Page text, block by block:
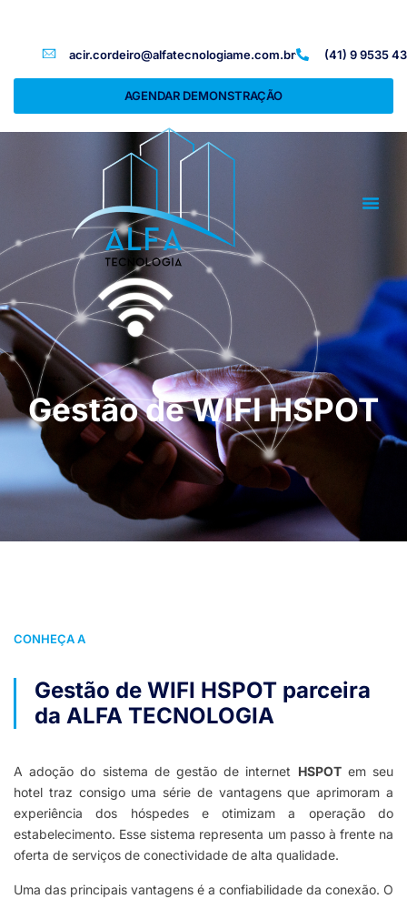
acir.cordeiro@alfatecnologiame.com.br (41) 9 9535
AGENDAR DEMONSTRAÇÃO
Gestão de WIFI HSPOT
CONHEÇA A
Gestão de WIFI HSPOT parceira
da ALFA TECNOLOGIA
A adoção do sistema de gestão de internet HSPOTem seu
hotel traz consigo uma série de vantagens que aprimoram a
experiência dos hóspedes e otimizam a operação do
estabelecimento. Esse sistema representa um passo à frente na
oferta de serviços de conectividade de alta qualidade.
Uma das principais vantagens é a confiabilidade da conexão. O